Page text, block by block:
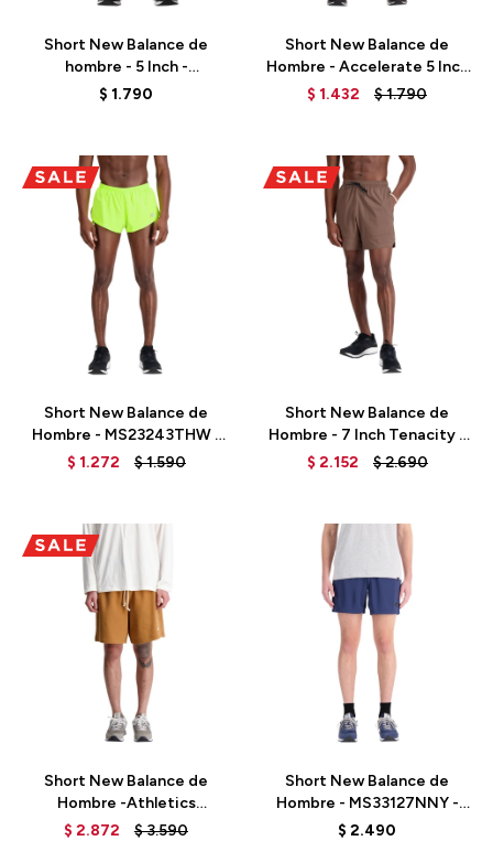
Short New Balance de
hombre - 5 Inch -
MS23228THN - GREY
$ 1.790
Short New Balance de
Hombre - Accelerate 5 Inch
- MS23228THW - GREEN
$ 1.432 $1.790
Short New Balance de
Hombre - MS23243THW -
GREEN
$ 1.272 $1.590
Short New Balance de
Hombre - 7 Inch Tenacity -
MS31019DUO - BROWN
$ 2.152 $2.690
Short New Balance de
Hombre -Athletics
Remastered-MS31504TOB
$ 2.872 $3.590
Short New Balance de
Hombre - MS33127NNY -
BLUE
$ 2.490